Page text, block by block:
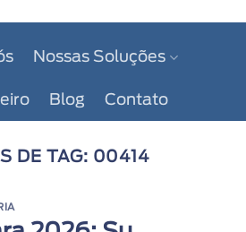
Nossas Soluções
Blog Contato
DE TAG: 00414